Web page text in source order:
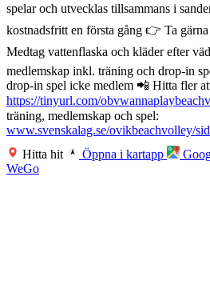
spelar och utvecklas tillsammans i
kostnadsfritt en första gång 👉 Ta
Medtag vattenflaska och kläder efter
medlemskap inkl. träning och drop-in
drop-in spel icke medlem 📲 Hitta fler
https://tinyurl.com/
träning, medlemskap och spel:
www.svenskalag.se/ovikbeachvolley/
Hitta hit
Öppna i kartapp
WeGo